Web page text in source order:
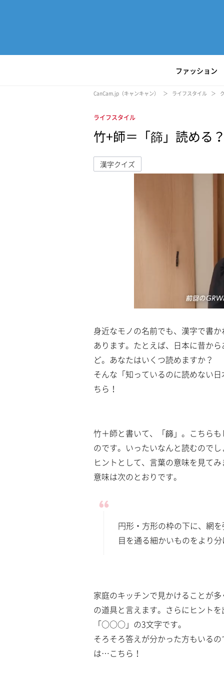
ファッション
CanCam.jp（キャンキャン） ライフスタイル
ライフスタイル
竹+師＝「篩」読める
漢字クイズ
身近なモノの名前でも、漢字で書
あります。たとえば、日本に昔から
ど。あなたはいくつ読めますか？
そんな「知っているのに読めない
ちら！
竹＋師と書いて、「篩」。こちら
のです。いったいなんと読むので
ヒントとして、言葉の意味を見て
意味は次のとおりです。
円形・方形の枠の下に、網
目を通る細かいものをより
家庭のキッチンで見かけることが
の道具と言えます。さらにヒント
「○○○」の3文字です。
そろそろ答えが分かった方もいる
は…こちら！